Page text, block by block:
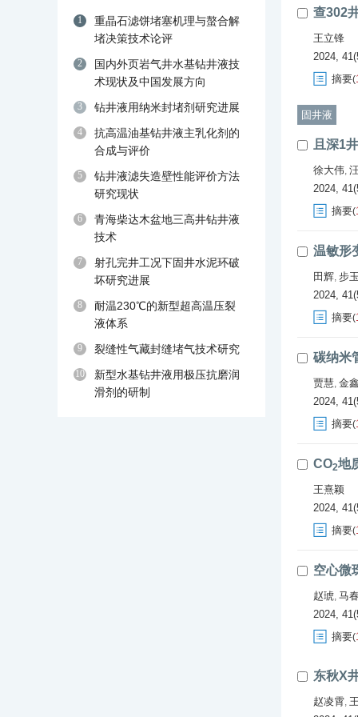
1
重晶石滤饼堵塞机理与螯合解
堵决策技术论评
2
国内外页岩气井水基钻井液技
术现状及中国发展方向
3 钻井液用纳米封堵剂研究进展
4
抗高温油基钻井液主乳化剂的
合成与评价
5
钻井液滤失造壁性能评价方法
研究现状
6
青海柴达木盆地三高井钻井液
技术
7
射孔完井工况下固井水泥环破
坏研究进展
8
耐温230℃的新型超高温压裂
液体系
9 裂缝性气藏封缝堵气技术研究
10
新型水基钻井液用极压抗磨润
滑剂的研制
查302
王立锋
2024,
摘要(
固井液
且深1
徐大伟,
2024,
摘要(
温敏形
田辉, 步
2024,
摘要(
碳纳米
贾慧, 金
2024,
摘要(
CO2地
王熹颖
2024,
摘要(
空心微
赵琥, 马
2024,
摘要(
东秋X
赵凌霄,